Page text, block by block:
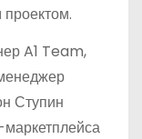
A1 Team,
Ступин